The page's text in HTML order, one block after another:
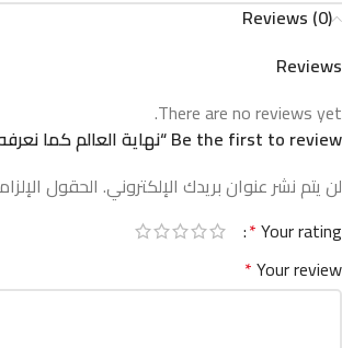
Reviews (0)
Reviews
There are no reviews yet.
Be the first to review “نهاية العالم كما نعرفه”
لن يتم نشر عنوان بريدك الإلكتروني. الحقول
Your rating
*
Your review
*